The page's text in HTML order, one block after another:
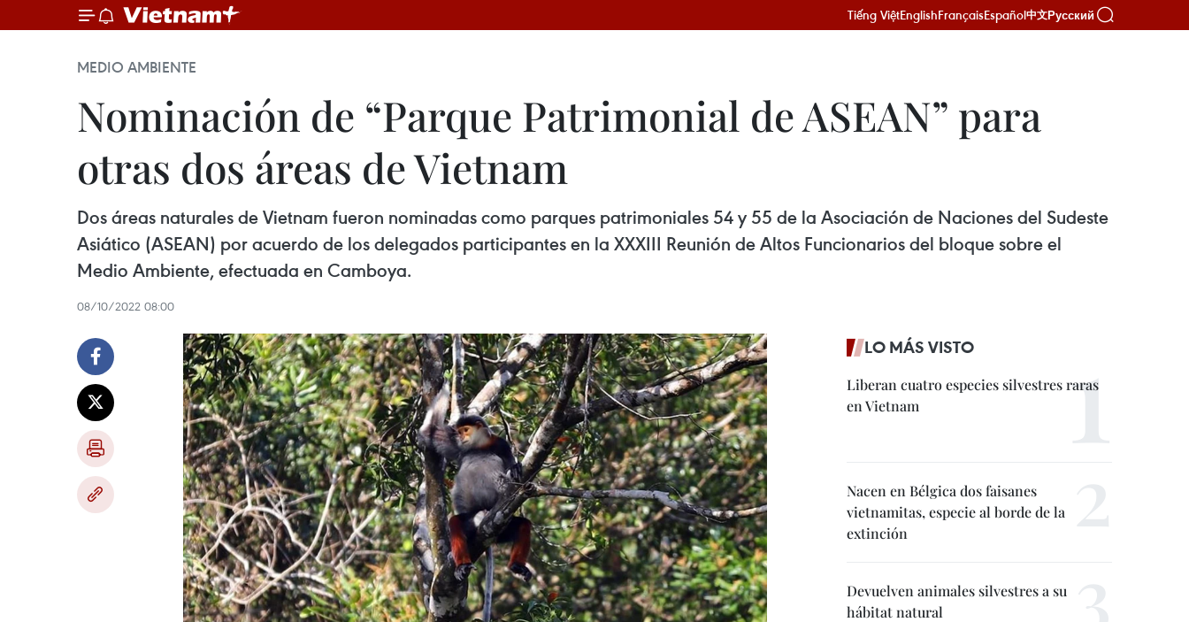
Tiếng ViệtEnglishFrançaisEspañol中文Русский
MEDIO AMBIENTE
Nominación de “Parque Patrimonial de ASEAN” para
otras dos áreas de Vietnam
Dos áreas naturales de Vietnam fueron nominadas como parques patrimoniales 54 y 55 de la Asociación de Naciones del Sudeste
Asiático (ASEAN) por acuerdo de los delegados participantes en la XXXIII Reunión de Altos Funcionarios del bloque sobre el
Medio Ambiente, efectuada en Camboya.
08/10/2022 08:00
LO MÁS VISTO
Liberan cuatro especies silvestres raras
en Vietnam
Nacen en Bélgica dos faisanes
vietnamitas, especie al borde de la
extinción
Devuelven animales silvestres a su
hábitat natural